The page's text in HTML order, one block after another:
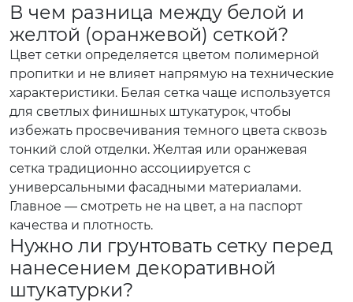
В чем разница между белой и
желтой (оранжевой) сеткой?
Цвет сетки определяется цветом полимерной
пропитки и не влияет напрямую на технические
характеристики. Белая сетка чаще используется
для светлых финишных штукатурок, чтобы
избежать просвечивания темного цвета сквозь
тонкий слой отделки. Желтая или оранжевая
сетка традиционно ассоциируется с
универсальными фасадными материалами.
Главное — смотреть не на цвет, а на паспорт
качества и плотность.
Нужно ли грунтовать сетку перед
нанесением декоративной
штукатурки?